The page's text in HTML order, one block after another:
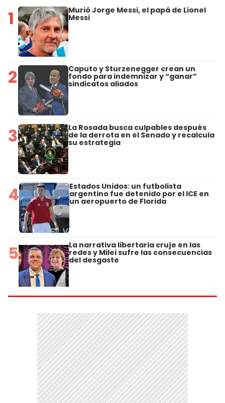
1 Murió Jorge Messi, el papá de Lionel
Messi
2 Caputo y Sturzenegger crean un
fondo para indemnizar y “ganar”
sindicatos aliados
3 La Rosada busca culpables después
de la derrota en el Senado y recalcula
su estrategia
4 Estados Unidos: un futbolista
argentino fue detenido por el ICE en
un aeropuerto de Florida
5 La narrativa libertaria cruje en las
redes y Milei sufre las consecuencias
del desgaste